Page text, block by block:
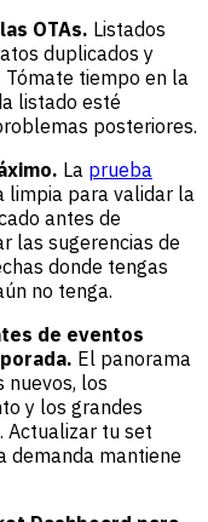
OTAs. Listados
duplicados y
Tómate tiempo en la
listado esté
posteriores.
La prueba
limpia para validar la
antes de
las sugerencias de
donde tengas
no tenga.
de eventos
El panorama
los
y los grandes
Actualizar tu set
demanda mantiene